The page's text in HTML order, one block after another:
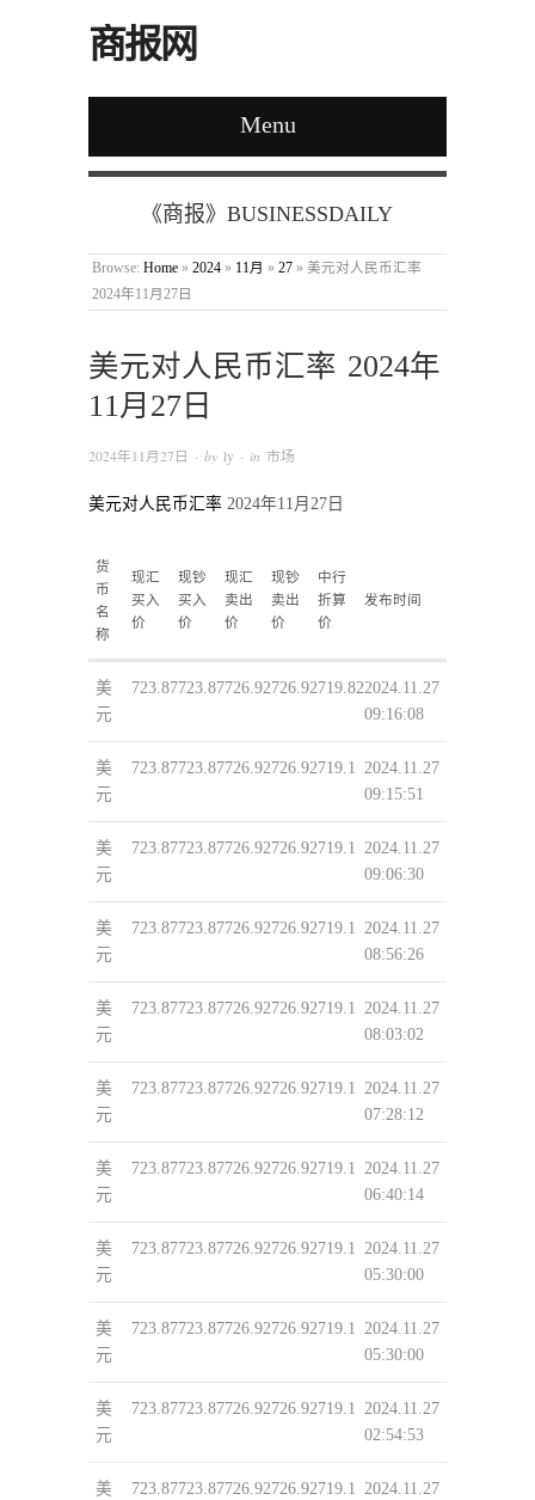
商报网
Menu
《商报》BUSINESSDAILY
Browse: Home » 2024 » 11月 » 27 » 美元对人民币汇率
2024年11月27日
美元对人民币汇率 2024年
11月27日
2024年11月27日 · by ly · in 市场
美元对人民币汇率 2024年11月27日
货
币
名
称
现汇
买入
价
现钞
买入
价
现汇
卖出
价
现钞
卖出
价
中行
折算
价
发布时间
美
元
723.87723.87726.92726.92719.822024.11.27
09:16:08
美
元
723.87723.87726.92726.92719.1 2024.11.27
09:15:51
美
元
723.87723.87726.92726.92719.1 2024.11.27
09:06:30
美
元
723.87723.87726.92726.92719.1 2024.11.27
08:56:26
美
元
723.87723.87726.92726.92719.1 2024.11.27
08:03:02
美
元
723.87723.87726.92726.92719.1 2024.11.27
07:28:12
美
元
723.87723.87726.92726.92719.1 2024.11.27
06:40:14
美
元
723.87723.87726.92726.92719.1 2024.11.27
05:30:00
美
元
723.87723.87726.92726.92719.1 2024.11.27
05:30:00
美
元
723.87723.87726.92726.92719.1 2024.11.27
02:54:53
美
723.87723.87726.92726.92719.1 2024.11.27